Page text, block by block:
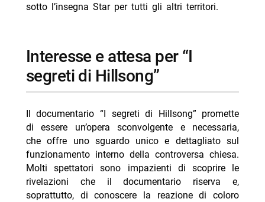
sotto l’insegna Star per tutti gli altri territori.
Interesse e attesa per “I
segreti di Hillsong”
Il documentario “I segreti di Hillsong” promette
di essere un’opera sconvolgente e necessaria,
che offre uno sguardo unico e dettagliato sul
funzionamento interno della controversa chiesa.
Molti spettatori sono impazienti di scoprire le
rivelazioni che il documentario riserva e,
soprattutto, di conoscere la reazione di coloro